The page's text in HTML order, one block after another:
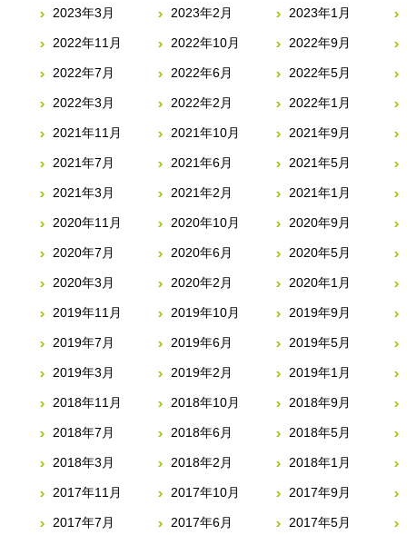
2023年3月 2023年2月 2023年1月
2022年11月 2022年10月 2022年9月
2022年7月 2022年6月 2022年5月
2022年3月 2022年2月 2022年1月
2021年11月 2021年10月 2021年9月
2021年7月 2021年6月 2021年5月
2021年3月 2021年2月 2021年1月
2020年11月 2020年10月 2020年9月
2020年7月 2020年6月 2020年5月
2020年3月 2020年2月 2020年1月
2019年11月 2019年10月 2019年9月
2019年7月 2019年6月 2019年5月
2019年3月 2019年2月 2019年1月
2018年11月 2018年10月 2018年9月
2018年7月 2018年6月 2018年5月
2018年3月 2018年2月 2018年1月
2017年11月 2017年10月 2017年9月
2017年7月 2017年6月 2017年5月